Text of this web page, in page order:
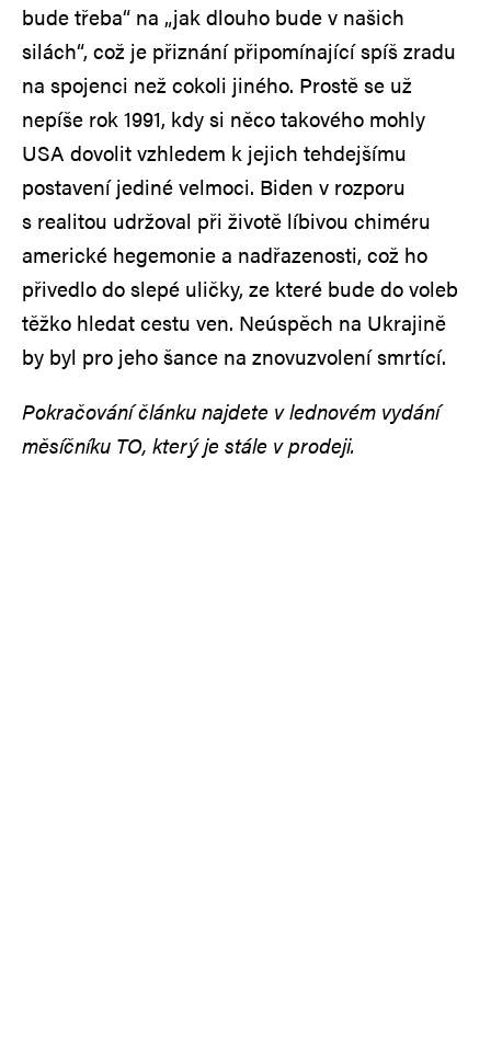
bude třeba“ na „jak dlouho bude v našich
silách“, což je přiznání připomínající spíš zradu
na spojenci než cokoli jiného. Prostě se už
nepíše rok 1991, kdy si něco takového mohly
USA dovolit vzhledem k jejich tehdejšímu
postavení jediné velmoci. Biden v rozporu
s realitou udržoval při životě líbivou chiméru
americké hegemonie a nadřazenosti, což ho
přivedlo do slepé uličky, ze které bude do voleb
těžko hledat cestu ven. Neúspěch na Ukrajině
by byl pro jeho šance na znovuzvolení smrtící.
Pokračování článku najdete v lednovém vydání
měsíčníku TO, který je stále v prodeji.